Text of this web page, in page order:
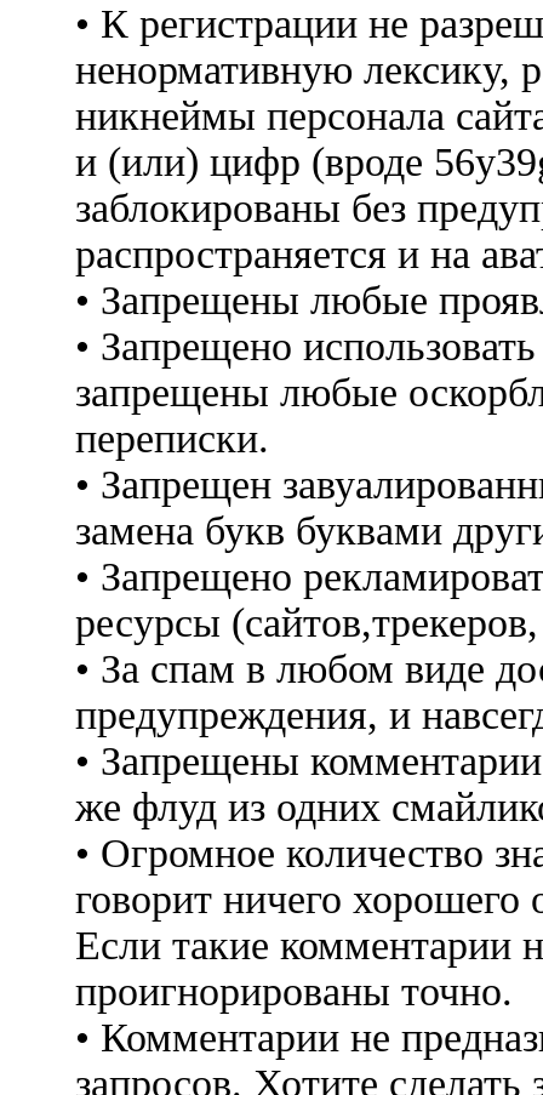
• К регистрации не
ненормативную лексику,
никнеймы персонала
и (или) цифр (вроде
заблокированы без
распространяется и на
• Запрещены любые
• Запрещено
запрещены любые
переписки.
• Запрещен
замена букв буквами
• Запрещено
ресурсы
• За спам в любом виде
предупреждения, и
• Запрещены
же флуд из одних
• Огромное количество
говорит ничего
Если такие комментарии
проигнорированы точно.
• Комментарии не
запросов. Хотите